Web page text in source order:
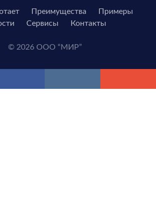
Преимущества
Примеры
Сервисы Контакты
© 2026 ООО “МИР”